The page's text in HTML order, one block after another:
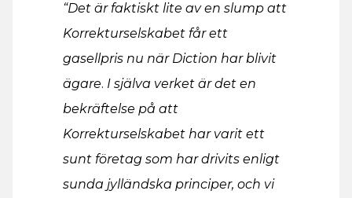
“Det är faktiskt lite av en slump att
Korrekturselskabet får ett
gasellpris nu när Diction har blivit
ägare. I själva verket är det en
bekräftelse på att
Korrekturselskabet har varit ett
sunt företag som har drivits enligt
sunda jylländska principer, och vi